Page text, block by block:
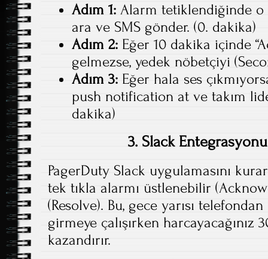
Adım 1: Alarm tetiklendiğinde
ara ve SMS gönder. (0. dakika)
Adım 2: Eğer 10 dakika içinde
gelmezse, yedek nöbetçiyi
Adım 3: Eğer hala ses
push notification at ve takım
dakika)
3. Slack
PagerDuty Slack uygulamasını
tek tıkla alarmı üstlenebilir
(Resolve). Bu, gece yarısı
girmeye çalışırken harcayacağınız
kazandırır.